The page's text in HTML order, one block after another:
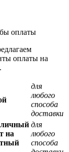
оплаты
оплаты на
для
любого
способа
доставки
на
для
любого
способа